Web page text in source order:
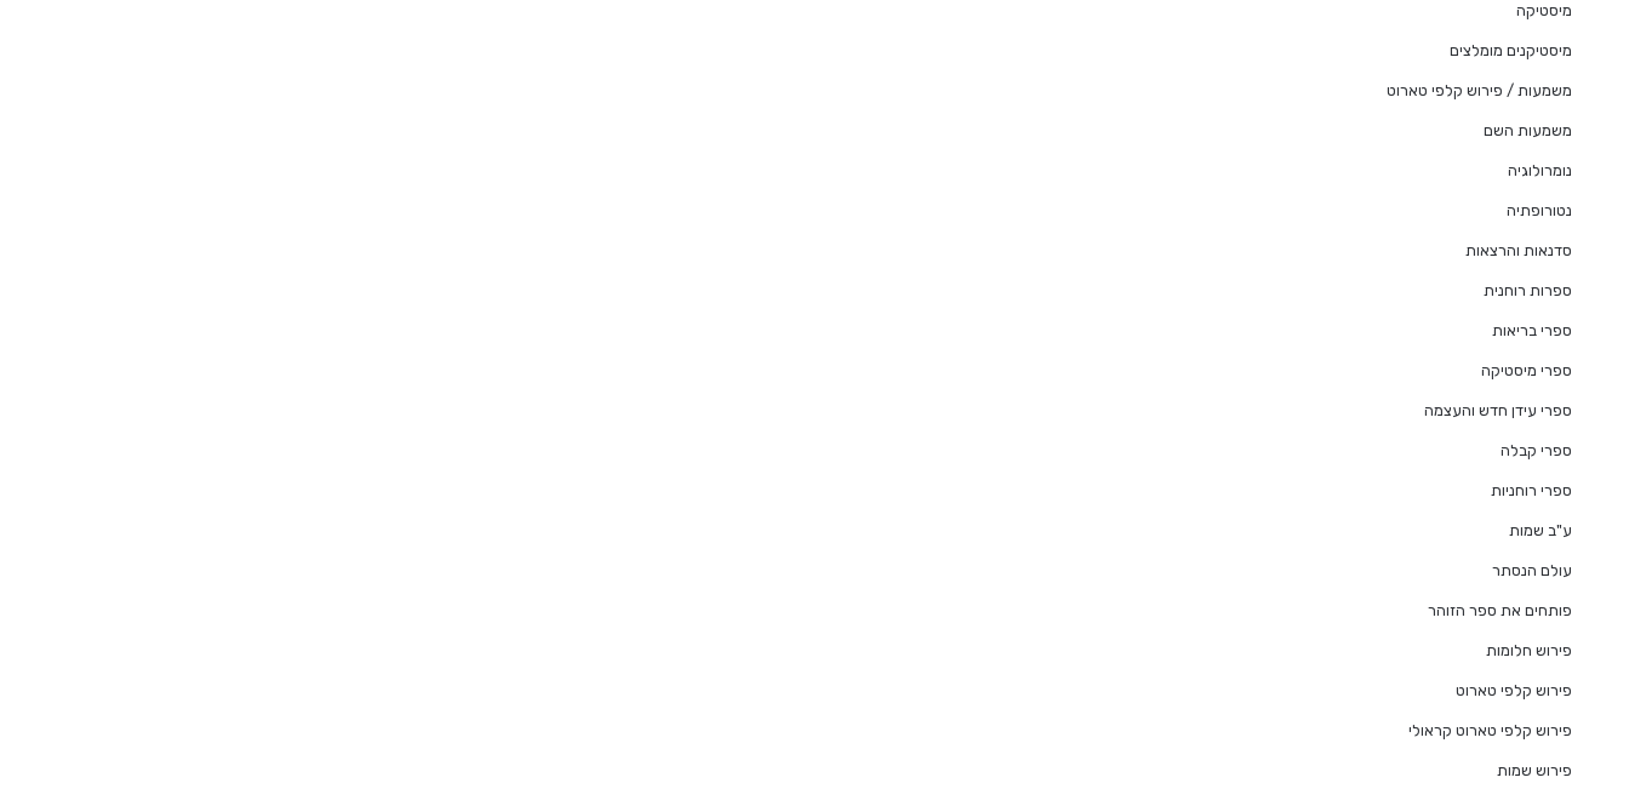
מיסטיקה
מיסטיקנים מומלצים
משמעות / פירוש קלפי טארוט
משמעות השם
נומרולוגיה
נטורופתיה
סדנאות והרצאות
ספרות רוחנית
ספרי בריאות
ספרי מיסטיקה
ספרי עידן חדש והעצמה
ספרי קבלה
ספרי רוחניות
ע"ב שמות
עולם הנסתר
פותחים את ספר הזוהר
פירוש חלומות
פירוש קלפי טארוט
פירוש קלפי טארוט קראולי
פירוש שמות